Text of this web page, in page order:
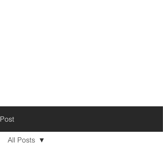
Post
All Posts